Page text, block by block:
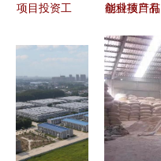
项目投资工
与管理策略
研究
创业项目有
可以从健康
生活服务,
文化创意产
业,智能科
技产品